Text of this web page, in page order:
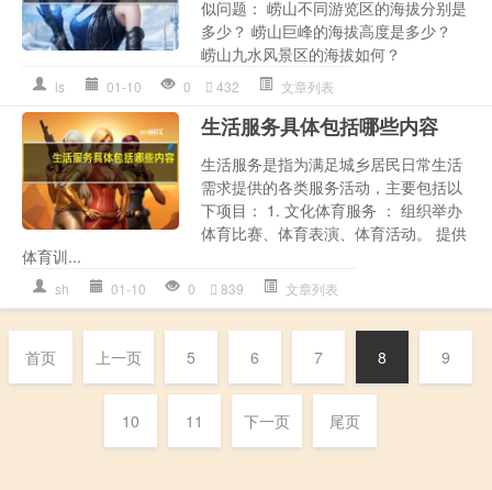
似问题： 崂山不同游览区的海拔分别是
多少？ 崂山巨峰的海拔高度是多少？
崂山九水风景区的海拔如何？
ls 01-10 0 432 文章列表
生活服务具体包括哪些内容
生活服务是指为满足城乡居民日常生活
需求提供的各类服务活动，主要包括以
下项目： 1. 文化体育服务 ： 组织举办
体育比赛、体育表演、体育活动。 提供
体育训...
sh 01-10 0 839 文章列表
首页 上一页 5 6 7 8 9
10 11 下一页 尾页